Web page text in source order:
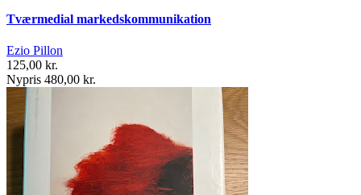
Tværmedial markedskommunikation
Ezio Pillon
125,00 kr.
Nypris 480,00 kr.